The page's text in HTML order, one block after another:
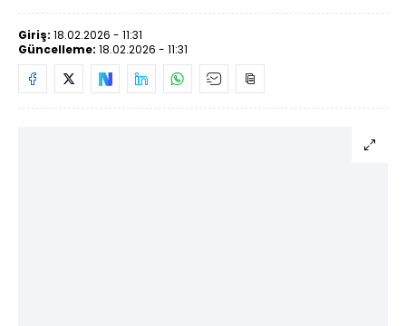
Giriş: 18.02.2026 - 11:31
Güncelleme: 18.02.2026 - 11:31